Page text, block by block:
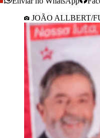
JOÃO ALLBERT/